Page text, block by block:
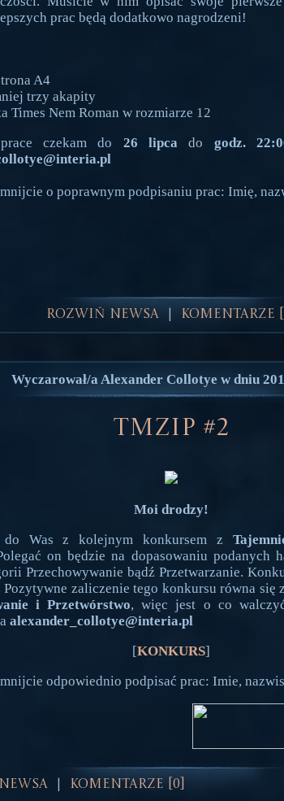
prac będą dodatkowo nagrodzeni!
A4
trzy akapity
Times Nem Roman w rozmiarze 12
czekam do 26 lipca do godz.
o poprawnym podpisaniu prac: Imię,
Rozwiń Newsa Komentarze
Wyczarował/a Alexander Collotye w dniu
TMZIP #2
Moi drodzy!
do Was z kolejnym konkursem z
on będzie na dopasowaniu podanych
Przechowywanie bądź Przetwarzanie.
Pozytywne zaliczenie tego konkursu równa się
i Przetwórstwo, więc jest o co
alexander_collotye@interia.pl
[KONKURS]
odpowiednio podpisać prac: Imie,
Komentarze [0]